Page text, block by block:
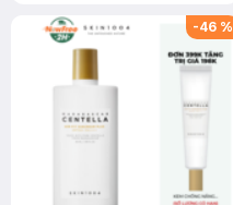
25ml (SL Có Hạn)
-46 %